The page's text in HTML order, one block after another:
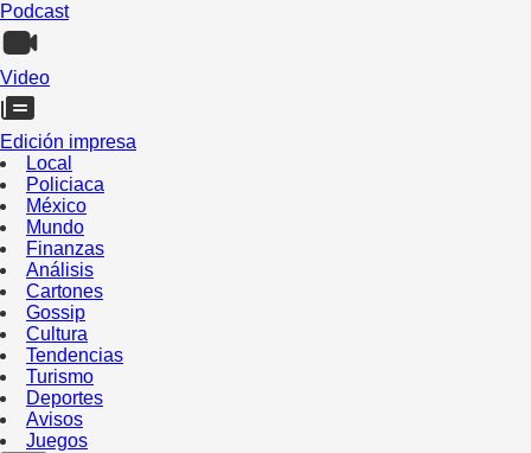
Podcast
Video
Edición impresa
Local
Policiaca
México
Mundo
Finanzas
Análisis
Cartones
Gossip
Cultura
Tendencias
Turismo
Deportes
Avisos
Juegos